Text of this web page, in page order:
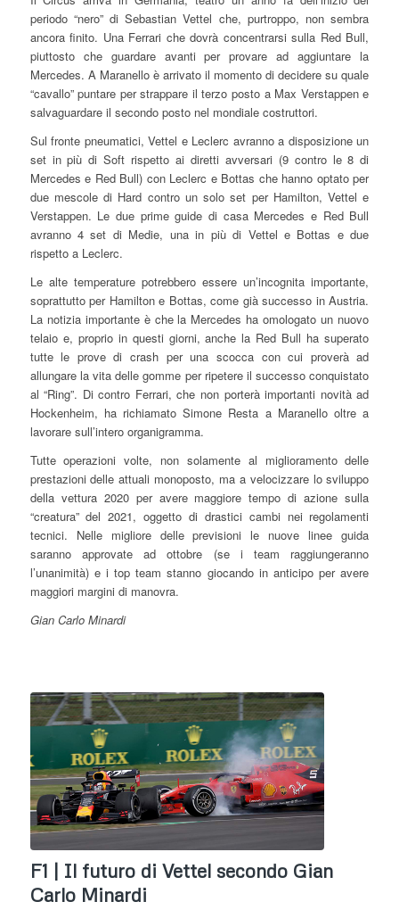
periodo “nero” di Sebastian Vettel che, purtroppo, non sembra
ancora finito. Una Ferrari che dovrà concentrarsi sulla Red Bull,
piuttosto che guardare avanti per provare ad aggiuntare la
Mercedes. A Maranello è arrivato il momento di decidere su quale
“cavallo” puntare per strappare il terzo posto a Max Verstappen e
salvaguardare il secondo posto nel mondiale costruttori.
Sul fronte pneumatici, Vettel e Leclerc avranno a disposizione un
set in più di Soft rispetto ai diretti avversari (9 contro le 8 di
Mercedes e Red Bull) con Leclerc e Bottas che hanno optato per
due mescole di Hard contro un solo set per Hamilton, Vettel e
Verstappen. Le due prime guide di casa Mercedes e Red Bull
avranno 4 set di Medie, una in più di Vettel e Bottas e due
rispetto a Leclerc.
Le alte temperature potrebbero essere un’incognita importante,
soprattutto per Hamilton e Bottas, come già successo in Austria.
La notizia importante è che la Mercedes ha omologato un nuovo
telaio e, proprio in questi giorni, anche la Red Bull ha superato
tutte le prove di crash per una scocca con cui proverà ad
allungare la vita delle gomme per ripetere il successo conquistato
al “Ring”. Di contro Ferrari, che non porterà importanti novità ad
Hockenheim, ha richiamato Simone Resta a Maranello oltre a
lavorare sull’intero organigramma.
Tutte operazioni volte, non solamente al miglioramento delle
prestazioni delle attuali monoposto, ma a velocizzare lo sviluppo
della vettura 2020 per avere maggiore tempo di azione sulla
“creatura” del 2021, oggetto di drastici cambi nei regolamenti
tecnici. Nelle migliore delle previsioni le nuove linee guida
saranno approvate ad ottobre (se i team raggiungeranno
l’unanimità) e i top team stanno giocando in anticipo per avere
maggiori margini di manovra.
Gian Carlo Minardi
F1 | Il futuro di Vettel secondo Gian
Carlo Minardi